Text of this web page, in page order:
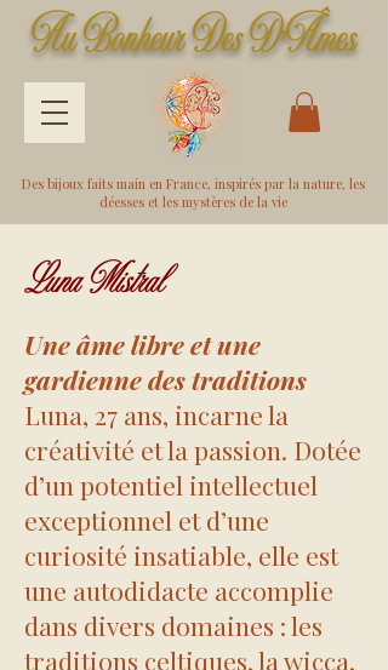
Au Bonheur Des D'Âmes
Des bijoux faits main en France, inspirés par la nature, les
déesses et les mystères de la vie
Luna Mistral
Une âme libre et une
gardienne des traditions
Luna, 27 ans, incarne la
créativité et la passion. Dotée
d’un potentiel intellectuel
exceptionnel et d’une
curiosité insatiable, elle est
une autodidacte accomplie
dans divers domaines : les
traditions celtiques, la wicca,